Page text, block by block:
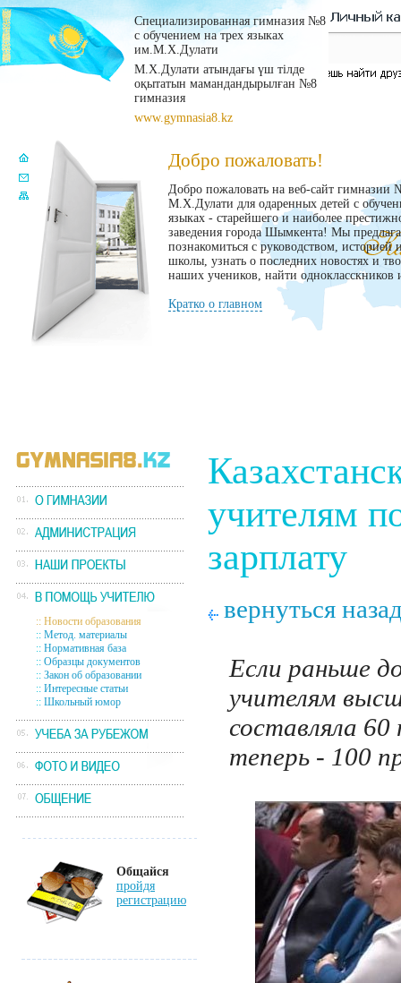
Специализированная гимназия №8
с обучением на трех языках
им.М.Х.Дулати
М.Х.Дулати атындағы үш тілде
оқытатын мамандандырылған №8
гимназия
www.gymnasia8.kz
Добро пожаловать!
Добро пожаловать на веб-сайт гимназии
М.Х.Дулати для одаренных детей с
языках - старейшего и наиболее
заведения города Шымкента! Мы
познакомиться с руководством, историей
школы, узнать о последних новостях и
наших учеников, найти однокласскников
Кратко о главном
:: Новости образования
:: Метод. материалы
:: Нормативная база
:: Образцы документов
:: Закон об образовании
:: Интересные статьи
:: Школьный юмор
Общайся
пройдя
регистрацию
учителям
зарплату
вернуться
Если раньше
учителям
составляла
теперь - 100